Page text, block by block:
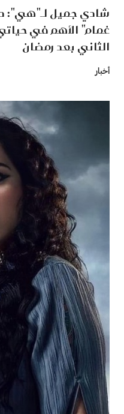
شادي جميل لـ"هي":
غمام" الأهم في
الثاني بعد رمضان
أخبار